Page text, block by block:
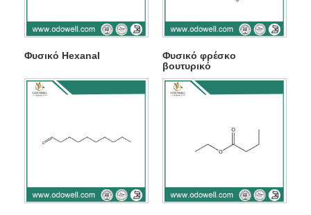
Φυσικό Hexanal
Φυσικό φρέσκο ​​
βουτυρικό